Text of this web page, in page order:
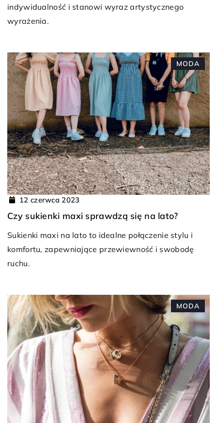
indywidualność i stanowi wyraz artystycznego
wyrażenia.
MODA
12 czerwca 2023
Czy sukienki maxi sprawdzą się na lato?
Sukienki maxi na lato to idealne połączenie stylu i
komfortu, zapewniające przewiewność i swobodę
ruchu.
MODA